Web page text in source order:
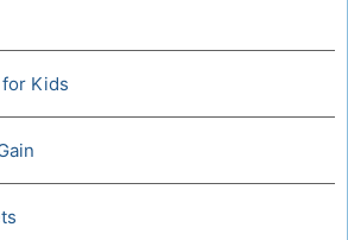
Kids